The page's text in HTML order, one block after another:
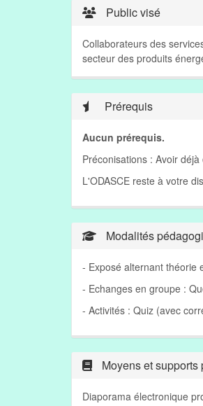
Public visé
Collaborateurs des
secteur des produits
Prérequis
Aucun prérequis.
Préconisations : Avoir
L'ODASCE reste à votre
Modalités
- Exposé alternant théorie
- Echanges en groupe :
- Activités : Quiz (avec
Moyens et
Diaporama électronique